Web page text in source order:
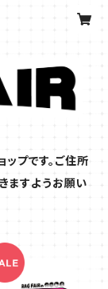
プです。ご住所
ますようお願い